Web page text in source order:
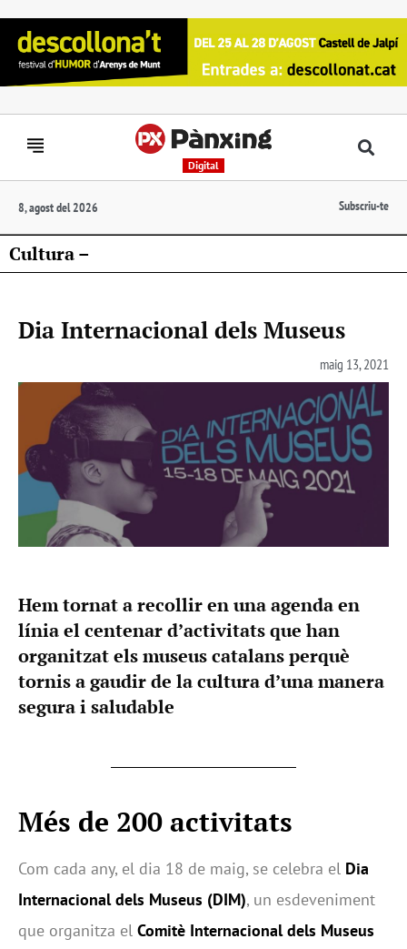
Digital
8, agost del 2026 Subscriu-te
Cultura –
Dia Internacional dels Museus
maig 13, 2021
Hem tornat a recollir en una agenda en
línia el centenar d’activitats que han
organitzat els museus catalans perquè
tornis a gaudir de la cultura d’una manera
segura i saludable
Més de 200 activitats
Com cada any, el dia 18 de maig, se celebra el Dia
Internacional dels Museus (DIM), un esdeveniment
que organitza el Comitè Internacional dels Museus